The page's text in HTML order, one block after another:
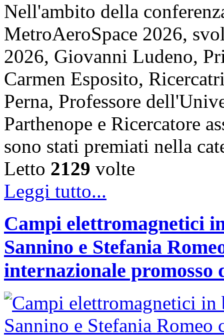
Nell'ambito della
MetroAeroSpace 2026,
2026, Giovanni Ludeno,
Carmen Esposito,
Perna, Professore
Parthenope e Ricercatore
sono stati premiati nella
Letto 2129 volte
Leggi tutto...
Campi elettromagnetici
Sannino e Stefania
internazionale promosso